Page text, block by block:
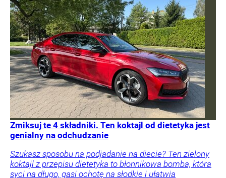
Zmiksuj te 4 składniki. Ten koktajl od dietetyka jest
genialny na odchudzanie
Szukasz sposobu na podjadanie na diecie? Ten zielony
koktajl z przepisu dietetyka to błonnikowa bomba, która
syci na długo, gasi ochotę na słodkie i ułatwia